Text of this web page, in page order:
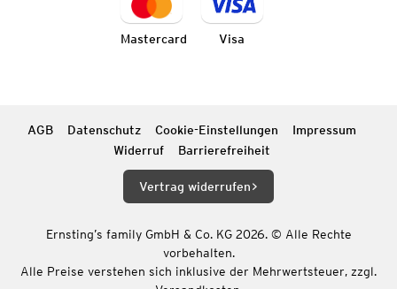
Mastercard Visa
AGB Datenschutz Cookie-Einstellungen
Impressum
Widerruf
Barrierefreiheit
Vertrag widerrufen
Ernsting’s family GmbH & Co. KG 2026. © Alle Rechte
vorbehalten.
Alle Preise verstehen sich inklusive der Mehrwertsteuer, zzgl.